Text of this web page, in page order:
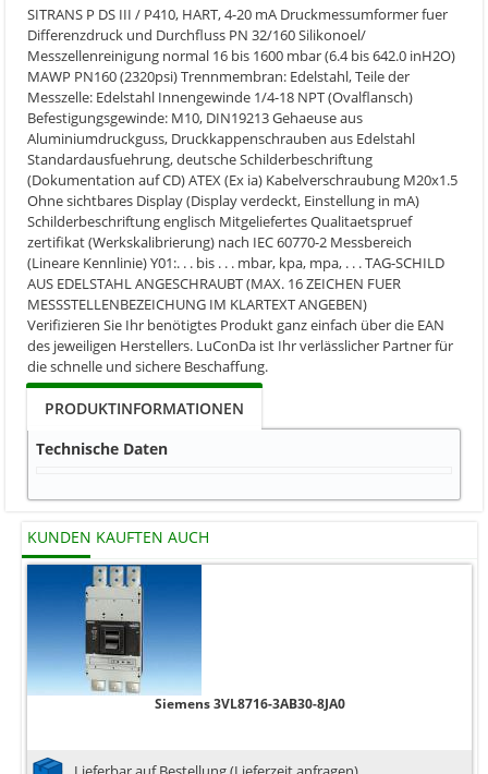
SITRANS P DS III / P410, HART, 4-20 mA Druckmessumformer fuer
Differenzdruck und Durchfluss PN 32/160 Silikonoel/
Messzellenreinigung normal 16 bis 1600 mbar (6.4 bis 642.0 inH2O)
MAWP PN160 (2320psi) Trennmembran: Edelstahl, Teile der
Messzelle: Edelstahl Innengewinde 1/4-18 NPT (Ovalflansch)
Befestigungsgewinde: M10, DIN19213 Gehaeuse aus
Aluminiumdruckguss, Druckkappenschrauben aus Edelstahl
Standardausfuehrung, deutsche Schilderbeschriftung
(Dokumentation auf CD) ATEX (Ex ia) Kabelverschraubung M20x1.5
Ohne sichtbares Display (Display verdeckt, Einstellung in mA)
Schilderbeschriftung englisch Mitgeliefertes Qualitaetspruef
zertifikat (Werkskalibrierung) nach IEC 60770-2 Messbereich
(Lineare Kennlinie) Y01:. . . bis . . . mbar, kpa, mpa, . . . TAG-SCHILD
AUS EDELSTAHL ANGESCHRAUBT (MAX. 16 ZEICHEN FUER
MESSSTELLENBEZEICHUNG IM KLARTEXT ANGEBEN)
Verifizieren Sie Ihr benötigtes Produkt ganz einfach über die EAN
des jeweiligen Herstellers. LuConDa ist Ihr verlässlicher Partner für
die schnelle und sichere Beschaffung.
PRODUKTINFORMATIONEN
Technische Daten
KUNDEN KAUFTEN AUCH
Siemens 3VL8716-3AB30-8JA0